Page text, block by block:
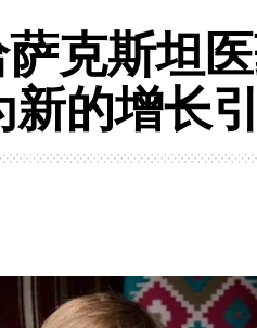
克斯坦
的增长